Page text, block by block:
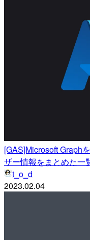
[GAS]Microsoft Graph
ザー情報をまとめた一
t_o_d
2023.02.04